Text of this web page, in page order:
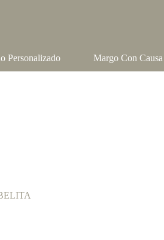
Personalizado Margo Con Causa